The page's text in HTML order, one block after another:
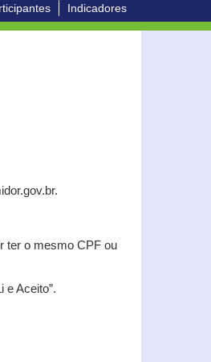
Indicadores
ter o mesmo CPF ou
e Aceito”.